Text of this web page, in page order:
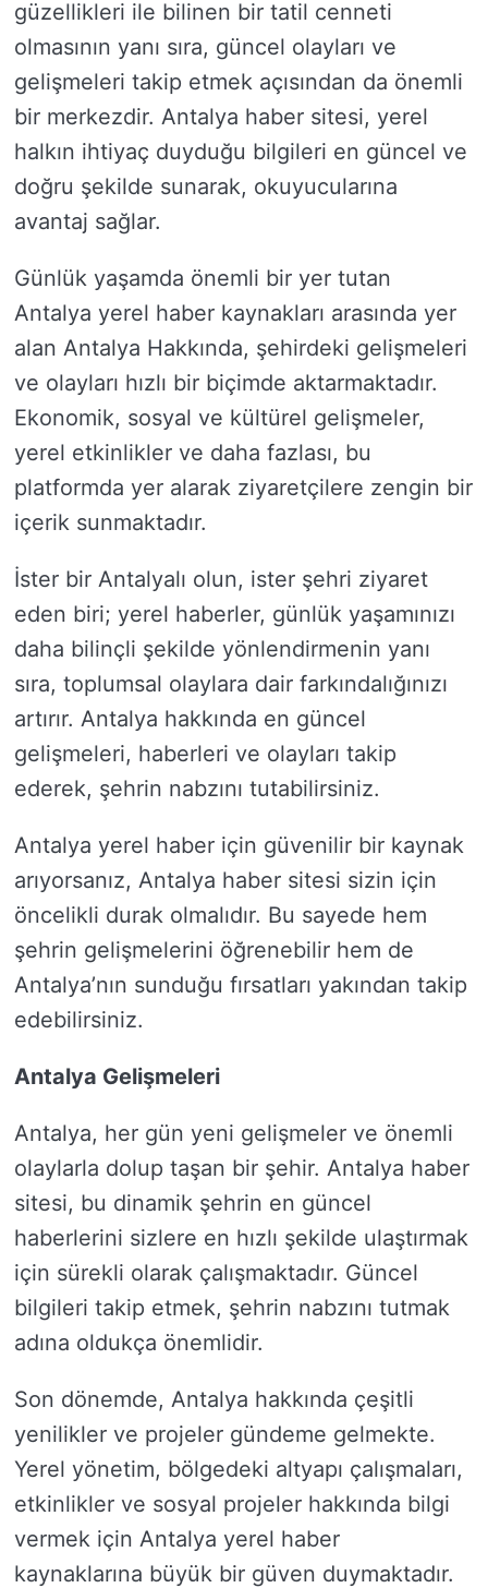
güzellikleri ile bilinen bir tatil cenneti
olmasının yanı sıra, güncel olayları ve
gelişmeleri takip etmek açısından da önemli
bir merkezdir. Antalya haber sitesi, yerel
halkın ihtiyaç duyduğu bilgileri en güncel ve
doğru şekilde sunarak, okuyucularına
avantaj sağlar.
Günlük yaşamda önemli bir yer tutan
Antalya yerel haber kaynakları arasında yer
alan Antalya Hakkında, şehirdeki gelişmeleri
ve olayları hızlı bir biçimde aktarmaktadır.
Ekonomik, sosyal ve kültürel gelişmeler,
yerel etkinlikler ve daha fazlası, bu
platformda yer alarak ziyaretçilere zengin bir
içerik sunmaktadır.
İster bir Antalyalı olun, ister şehri ziyaret
eden biri; yerel haberler, günlük yaşamınızı
daha bilinçli şekilde yönlendirmenin yanı
sıra, toplumsal olaylara dair farkındalığınızı
artırır. Antalya hakkında en güncel
gelişmeleri, haberleri ve olayları takip
ederek, şehrin nabzını tutabilirsiniz.
Antalya yerel haber için güvenilir bir kaynak
arıyorsanız, Antalya haber sitesi sizin için
öncelikli durak olmalıdır. Bu sayede hem
şehrin gelişmelerini öğrenebilir hem de
Antalya’nın sunduğu fırsatları yakından takip
edebilirsiniz.
Antalya Gelişmeleri
Antalya, her gün yeni gelişmeler ve önemli
olaylarla dolup taşan bir şehir. Antalya haber
sitesi, bu dinamik şehrin en güncel
haberlerini sizlere en hızlı şekilde ulaştırmak
için sürekli olarak çalışmaktadır. Güncel
bilgileri takip etmek, şehrin nabzını tutmak
adına oldukça önemlidir.
Son dönemde, Antalya hakkında çeşitli
yenilikler ve projeler gündeme gelmekte.
Yerel yönetim, bölgedeki altyapı çalışmaları,
etkinlikler ve sosyal projeler hakkında bilgi
vermek için Antalya yerel haber
kaynaklarına büyük bir güven duymaktadır.